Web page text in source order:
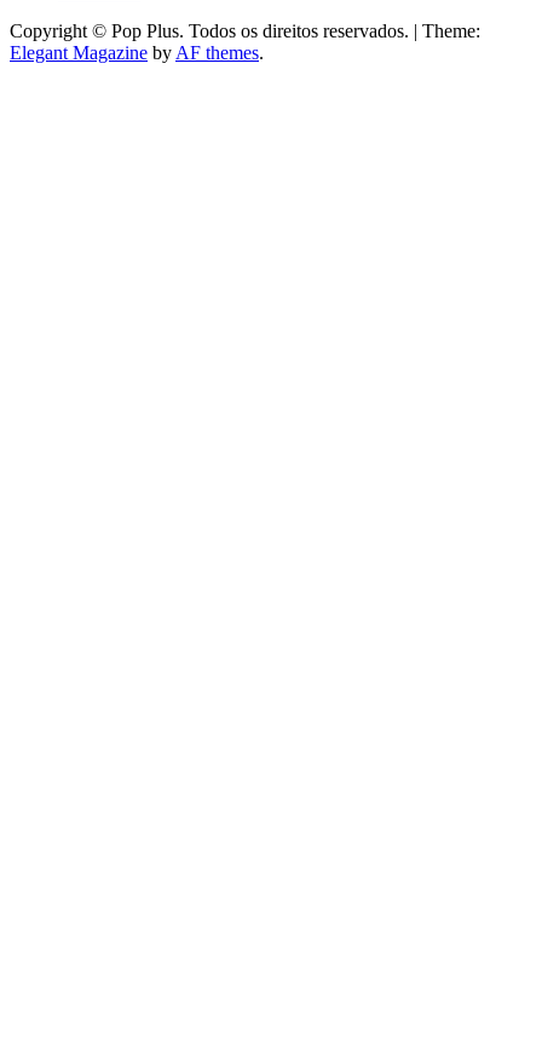
Copyright © Pop Plus. Todos os direitos reservados. | Theme:
Elegant Magazine by AF themes.